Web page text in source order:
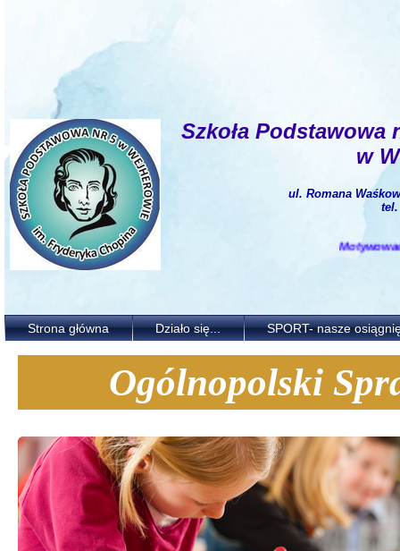
Szkoła Podstawowa
w
ul. Romana
tel.
Motywować i
Strona główna Działo się... SPORT- nasze
Ogólnopolski